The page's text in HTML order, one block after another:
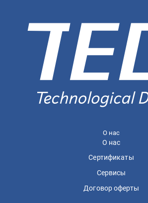
О нас
О нас
Сертификаты
Сервисы
Договор оферты